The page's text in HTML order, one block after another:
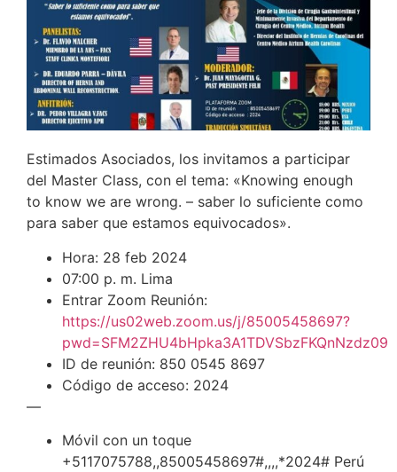
Estimados Asociados, los invitamos a participar
del Master Class, con el tema: «Knowing enough
to know we are wrong. – saber lo suficiente como
para saber que estamos equivocados».
Hora: 28 feb 2024
07:00 p. m. Lima
Entrar Zoom Reunión:
https://us02web.zoom.us/j/85005458697?
pwd=SFM2ZHU4bHpka3A1TDVSbzFKQnNzdz09
ID de reunión: 850 0545 8697
Código de acceso: 2024
—
Móvil con un toque
+5117075788,,85005458697#,,,,*2024# Perú